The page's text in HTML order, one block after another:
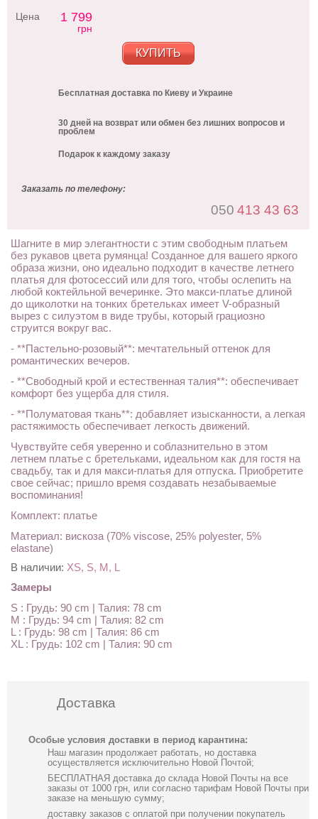
Цена 1 799
грн
КУПИТЬ
Бесплатная доставка по Киеву и Украине
30 дней на возврат или обмен без лишних вопросов и
проблем
Подарок к каждому заказу
Заказать по телефону:
050 413 43 63
Шагните в мир элегантности с этим свободным платьем
без рукавов цвета румянца! Созданное для вашего яркого
образа жизни, оно идеально подходит в качестве летнего
платья для фотосессий или для того, чтобы ослепить на
любой коктейльной вечеринке. Это макси-платье длиной
до щиколотки на тонких бретельках имеет V-образный
вырез с силуэтом в виде трубы, который грациозно
струится вокруг вас.
- **Пастельно-розовый**: мечтательный оттенок для
романтических вечеров.
- **Свободный крой и естественная талия**: обеспечивает
комфорт без ущерба для стиля.
- **Полуматовая ткань**: добавляет изысканности, а легкая
растяжимость обеспечивает легкость движений.
Чувствуйте себя уверенно и соблазнительно в этом
летнем платье с бретельками, идеальном как для гостя на
свадьбу, так и для макси-платья для отпуска. Приобретите
свое сейчас; пришло время создавать незабываемые
воспоминания!
Комплект: платье
Материал: вискоза (70% viscose, 25% polyester, 5%
elastane)
В наличии: XS, S, M, L
Замеры
S : Грудь: 90 cm | Талия: 78 cm
M : Грудь: 94 cm | Талия: 82 cm
L : Грудь: 98 cm | Талия: 86 cm
XL : Грудь: 102 cm | Талия: 90 cm
Доставка
Особые условия доставки в период карантина:
Наш магазин продолжает работать, но доставка
осуществляется исключительно Новой Почтой;
БЕСПЛАТНАЯ доставка до склада Новой Почты на все
заказы от 1000 грн, или согласно тарифам Новой Почты при
заказе на меньшую сумму;
доставку заказов с оплатой при получении покупатель